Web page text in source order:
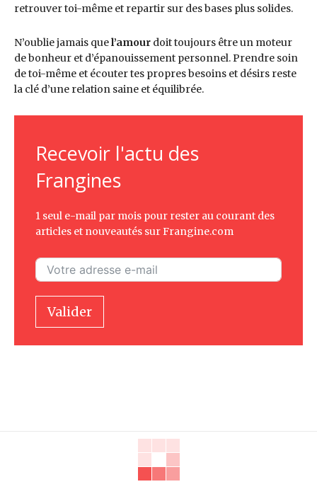
retrouver toi-même et repartir sur des bases plus solides.
N’oublie jamais quel’amour doit toujours être un moteur
de bonheur et d’épanouissement personnel. Prendre soin
de toi-même et écouter tes propres besoins et désirs reste
la clé d’une relation saine et équilibrée.
Recevoir l'actu des
Frangines
1 seul e-mail par mois pour rester au courant des
articles et nouveautés sur Frangine.com
Valider